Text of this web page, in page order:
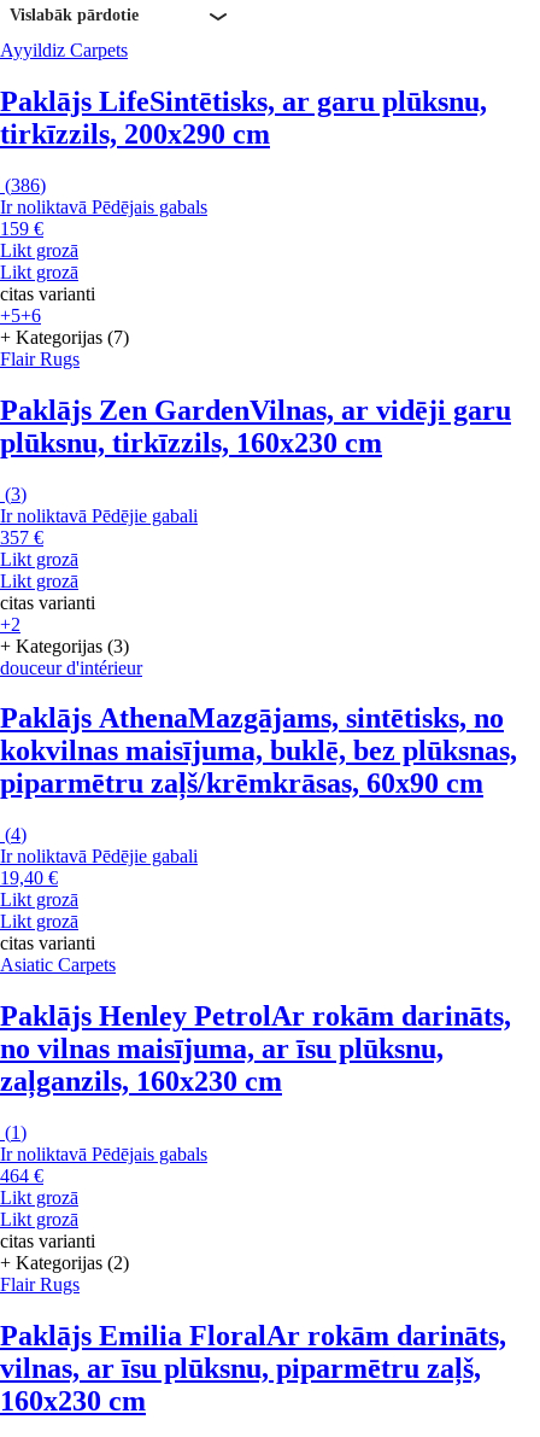
Vislabāk pārdotie
Ayyildiz Carpets
Paklājs LifeSintētisks, ar garu plūksnu,
tirkīzzils, 200x290 cm
(386)
Ir noliktavā Pēdējais gabals
159 €
Likt grozā
Likt grozā
citas varianti
+5+6
+ Kategorijas (7)
Flair Rugs
Paklājs Zen GardenVilnas, ar vidēji garu
plūksnu, tirkīzzils, 160x230 cm
(3)
Ir noliktavā Pēdējie gabali
357 €
Likt grozā
Likt grozā
citas varianti
+2
+ Kategorijas (3)
douceur d'intérieur
Paklājs AthenaMazgājams, sintētisks, no
kokvilnas maisījuma, buklē, bez plūksnas,
piparmētru zaļš/krēmkrāsas, 60x90 cm
(4)
Ir noliktavā Pēdējie gabali
19,40 €
Likt grozā
Likt grozā
citas varianti
Asiatic Carpets
Paklājs Henley PetrolAr rokām darināts,
no vilnas maisījuma, ar īsu plūksnu,
zaļganzils, 160x230 cm
(1)
Ir noliktavā Pēdējais gabals
464 €
Likt grozā
Likt grozā
citas varianti
+ Kategorijas (2)
Flair Rugs
Paklājs Emilia FloralAr rokām darināts,
vilnas, ar īsu plūksnu, piparmētru zaļš,
160x230 cm